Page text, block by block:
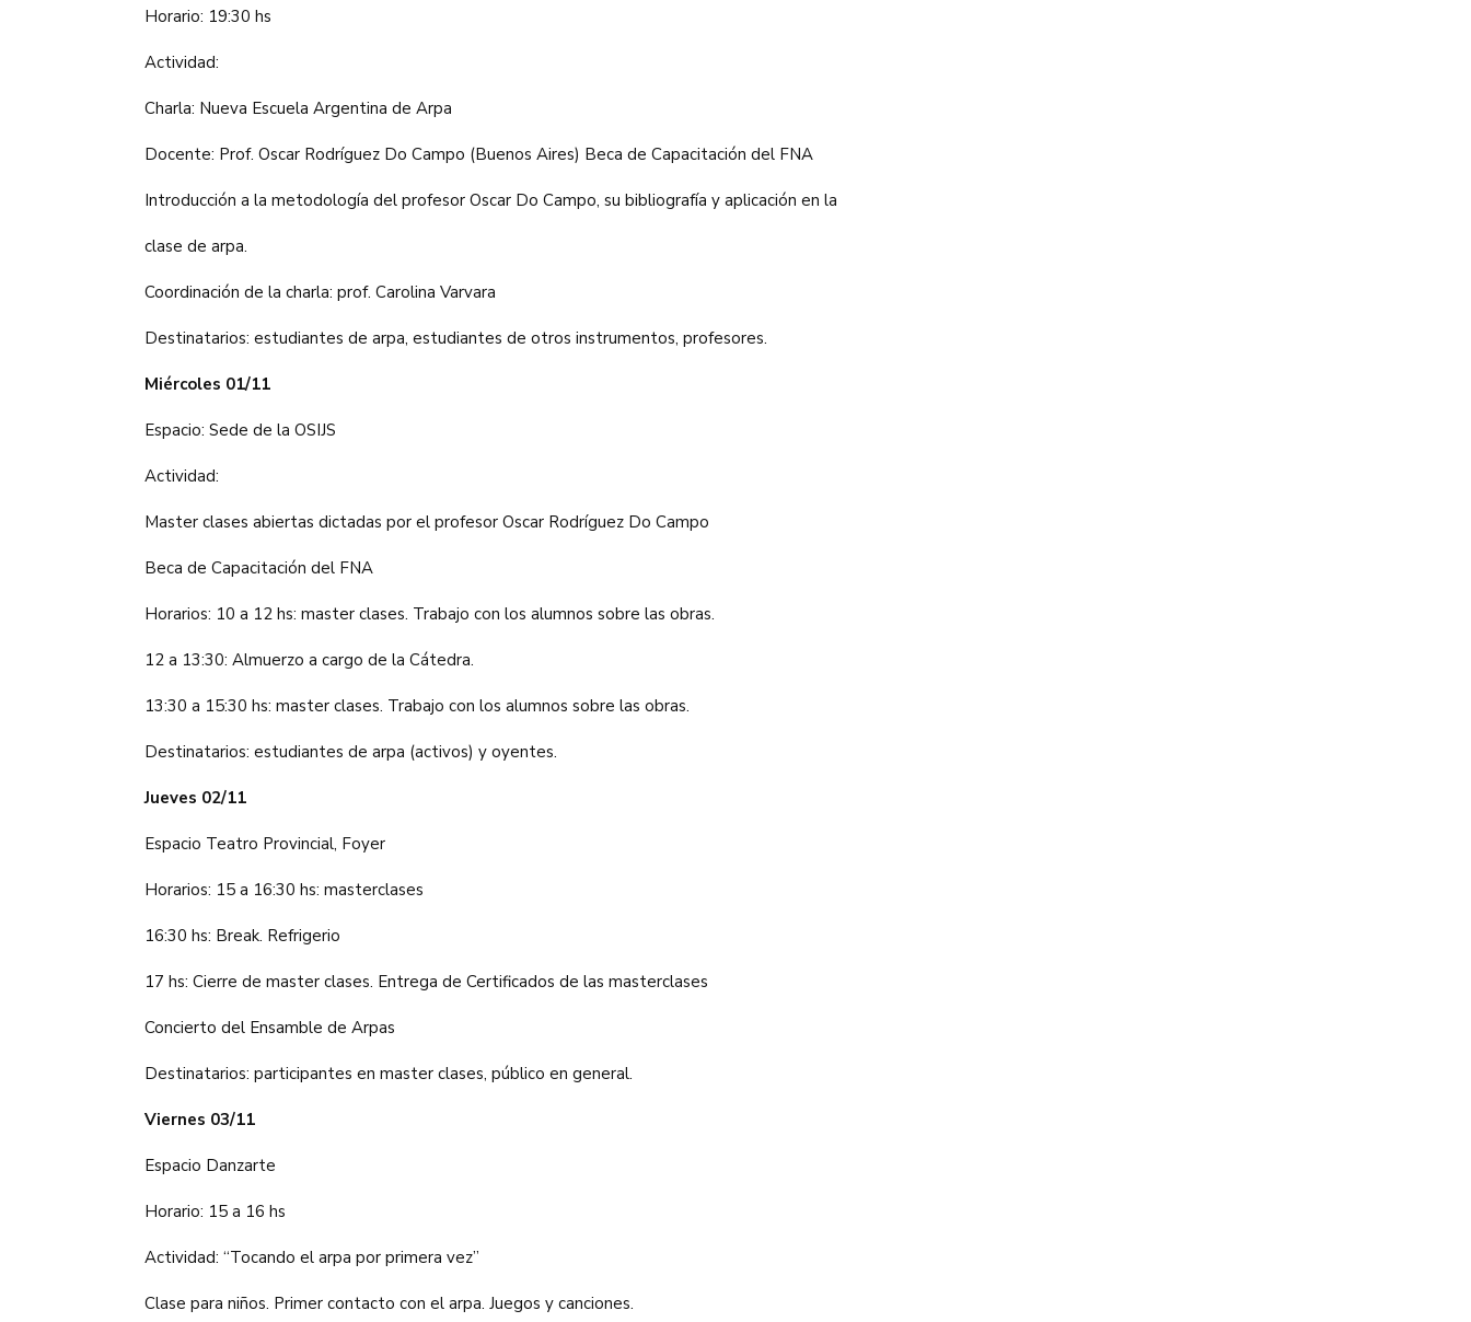
Horario: 19:30 hs
Actividad:
Charla: Nueva Escuela Argentina de Arpa
Docente: Prof. Oscar Rodríguez Do Campo (Buenos Aires) Beca de Capacitación del FNA
Introducción a la metodología del profesor Oscar Do Campo, su bibliografía y aplicación en la
clase de arpa.
Coordinación de la charla: prof. Carolina Varvara
Destinatarios: estudiantes de arpa, estudiantes de otros instrumentos, profesores.
Miércoles 01/11
Espacio: Sede de la OSIJS
Actividad:
Master clases abiertas dictadas por el profesor Oscar Rodríguez Do Campo
Beca de Capacitación del FNA
Horarios: 10 a 12 hs: master clases. Trabajo con los alumnos sobre las obras.
12 a 13:30: Almuerzo a cargo de la Cátedra.
13:30 a 15:30 hs: master clases. Trabajo con los alumnos sobre las obras.
Destinatarios: estudiantes de arpa (activos) y oyentes.
Jueves 02/11
Espacio Teatro Provincial, Foyer
Horarios: 15 a 16:30 hs: masterclases
16:30 hs: Break. Refrigerio
17 hs: Cierre de master clases. Entrega de Certificados de las masterclases
Concierto del Ensamble de Arpas
Destinatarios: participantes en master clases, público en general.
Viernes 03/11
Espacio Danzarte
Horario: 15 a 16 hs
Actividad: “Tocando el arpa por primera vez”
Clase para niños. Primer contacto con el arpa. Juegos y canciones.